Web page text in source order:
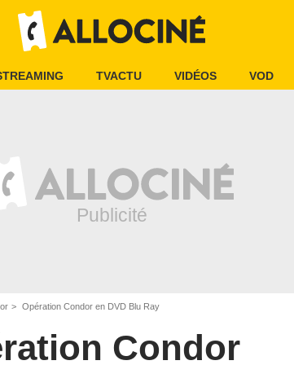
TVACTU VIDÉOS VOD
Opération Condor en DVD Blu Ray
Condor